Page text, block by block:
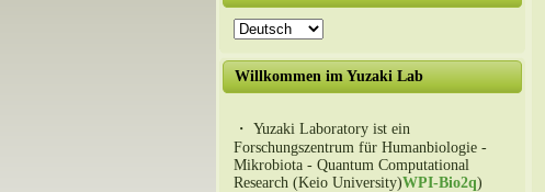
Willkommen im Yuzaki Lab
・ Yuzaki Laboratory ist ein
Forschungszentrum für Humanbiologie -
Mikrobiota - Quantum Computational
Research (Keio University)WPI-Bio2q)